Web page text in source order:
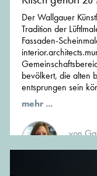
Der Wallgauer
Tradition der
Fassaden-
bevölkert, die alten
entsprungen sein
mehr ...
von